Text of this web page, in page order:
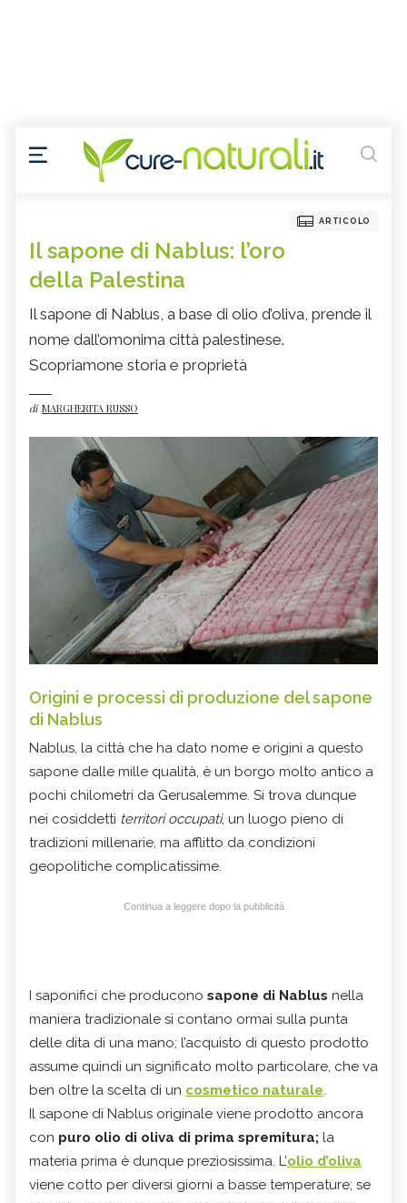
ARTICOLO
Il sapone di Nablus: l’oro
della Palestina
Il sapone di Nablus, a base di olio d’oliva, prende il
nome dall’omonima città palestinese.
Scopriamone storia e proprietà
di MARGHERITA RUSSO
Origini e processi di produzione del sapone
di Nablus
Nablus, la città che ha dato nome e origini a questo
sapone dalle mille qualità, è un borgo molto antico a
pochi chilometri da Gerusalemme. Si trova dunque
nei cosiddetti territori occupati, un luogo pieno di
tradizioni millenarie, ma afflitto da condizioni
geopolitiche complicatissime.
Continua a leggere dopo la pubblicità
I saponifici che producono sapone di Nablus nella
maniera tradizionale si contano ormai sulla punta
delle dita di una mano; l’acquisto di questo prodotto
assume quindi un significato molto particolare, che va
ben oltre la scelta di un cosmetico naturale.
Il sapone di Nablus originale viene prodotto ancora
con puro olio di oliva di prima spremitura; la
materia prima è dunque preziosissima. L’olio d’oliva
viene cotto per diversi giorni a basse temperature; se